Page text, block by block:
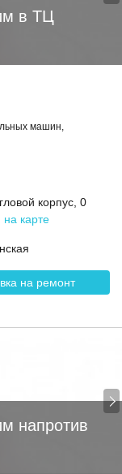
в ТЦ
машин,
корпус, 0
на карте
на ремонт
напротив